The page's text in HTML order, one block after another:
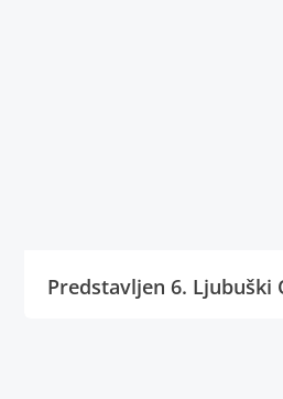
Predstavljen 6. Ljubuški